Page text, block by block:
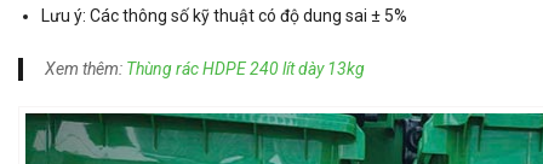
Lưu ý: Các thông số kỹ thuật có độ dung sai ± 5%
Xem thêm: Thùng rác HDPE 240 lít dày 13kg